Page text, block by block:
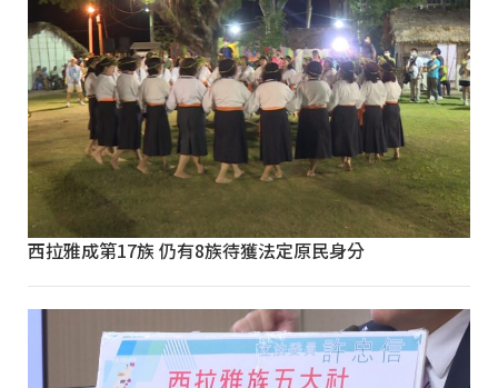
西拉雅成第17族 仍有8族待獲法定原民身分